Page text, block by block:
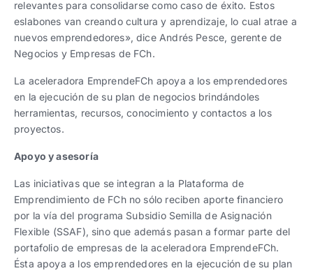
relevantes para consolidarse como caso de éxito. Estos
eslabones van creando cultura y aprendizaje, lo cual atrae a
nuevos emprendedores», dice Andrés Pesce, gerente de
Negocios y Empresas de FCh.
La aceleradora EmprendeFCh apoya a los emprendedores
en la ejecución de su plan de negocios brindándoles
herramientas, recursos, conocimiento y contactos a los
proyectos.
Apoyo y asesoría
Las iniciativas que se integran a la Plataforma de
Emprendimiento de FCh no sólo reciben aporte financiero
por la vía del programa Subsidio Semilla de Asignación
Flexible (SSAF), sino que además pasan a formar parte del
portafolio de empresas de la aceleradora EmprendeFCh.
Ésta apoya a los emprendedores en la ejecución de su plan